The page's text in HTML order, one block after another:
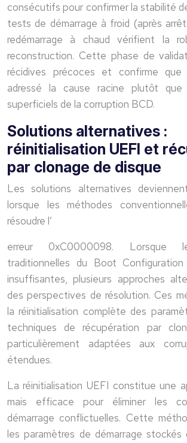
consécutifs pour confirmer la stabilité
tests de démarrage à froid (après
redémarrage à chaud vérifient la
reconstruction. Cette phase de
récidives précoces et confirme
adressé la cause racine plutôt que
superficiels de la corruption BCD.
Solutions alternatives :
réinitialisation UEFI et
par clonage de disque
Les solutions alternatives
lorsque les méthodes
résoudre l’
erreur 0xC0000098. Lorsque
traditionnelles du Boot
insuffisantes, plusieurs approches
des perspectives de résolution. Ces
la réinitialisation complète des
techniques de récupération par
particulièrement adaptées aux
étendues.
La réinitialisation UEFI constitue une
mais efficace pour éliminer les
démarrage conflictuelles. Cette
les paramètres de démarrage stockés